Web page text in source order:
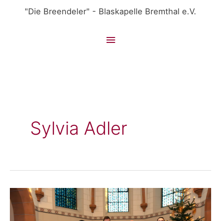
"Die Breendeler" - Blaskapelle Bremthal e.V.
Hauptmenü
Sylvia Adler